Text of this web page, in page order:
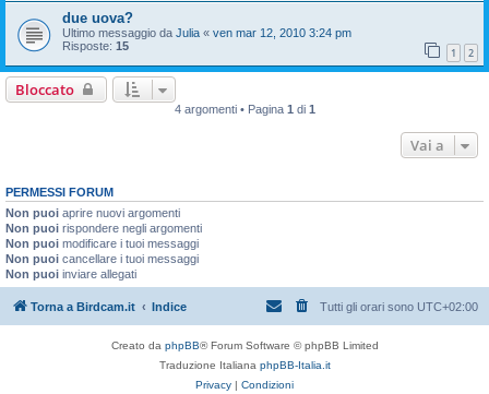
due uova?
Ultimo messaggio da Julia « ven mar 12, 2010 3:24 pm
Risposte: 15 1 2
Bloccato
4 argomenti • Pagina 1 di 1
Vai a
PERMESSI FORUM
Non puoi aprire nuovi argomenti
Non puoi rispondere negli argomenti
Non puoi modificare i tuoi messaggi
Non puoi cancellare i tuoi messaggi
Non puoi inviare allegati
Torna a Birdcam.it Indice Tutti gli orari sono UTC+02:00
Creato da phpBB® Forum Software © phpBB Limited
Traduzione Italiana phpBB-Italia.it
Privacy | Condizioni